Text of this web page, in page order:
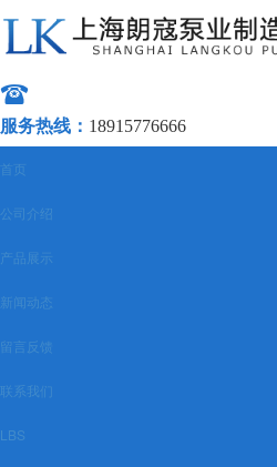
服务热线： 18915776666
首页
公司介绍
产品展示
新闻动态
留言反馈
联系我们
LBS